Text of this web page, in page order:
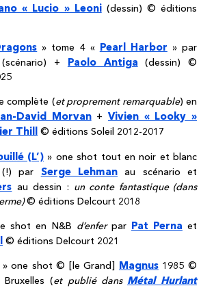
« Lucio » Leoni(dessin) © éditions
» tome 4 « Pearl Harbor » par
+ Paolo Antiga (dessin) ©
complète (et proprement remarquable) en
David Morvan+Vivien « Looky »
Thill © éditions Soleil 2012-2017
(L’) » one shot tout en noir et blanc
par Serge Lehman au scénario et
au dessin : un conte fantastique (dans
© éditions Delcourt 2018
shot en N&B d’enferpar Pat Perna et
© éditions Delcourt 2021
» one shot © [le Grand] Magnus1985 ©
(et publié dans Métal Hurlant